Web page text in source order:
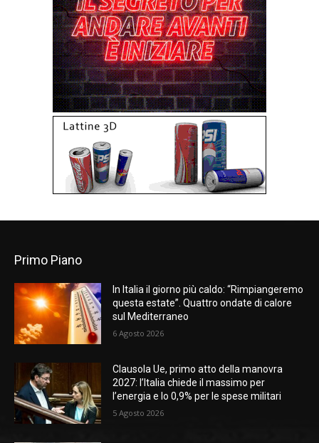
Primo Piano
In Italia il giorno più caldo: “Rimpiangeremo
questa estate”. Quattro ondate di calore
sul Mediterraneo
6 Agosto 2026
Clausola Ue, primo atto della manovra
2027: l’Italia chiede il massimo per
l’energia e lo 0,9% per le spese militari
5 Agosto 2026